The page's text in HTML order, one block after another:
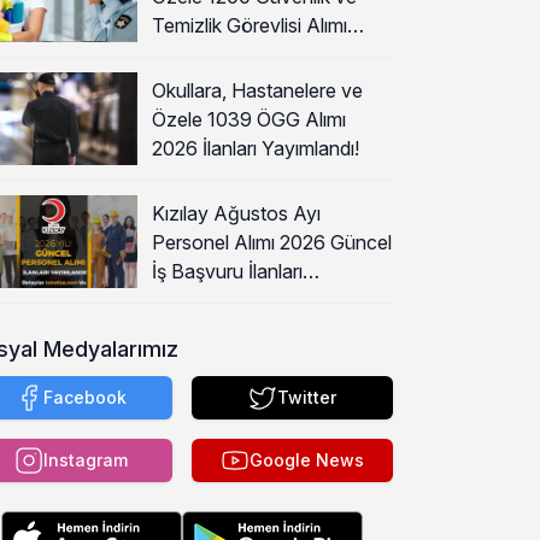
Temizlik Görevlisi Alımı
Okullara, Hastanelere ve
Özele 1039 ÖGG Alımı
2026 İlanları Yayımlandı!
Kızılay Ağustos Ayı
Personel Alımı 2026 Güncel
İş Başvuru İlanları
Medyalarımız
Facebook Twitter
Instagram Google News